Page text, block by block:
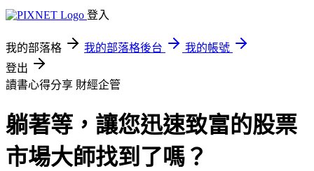
登入
我的部落格 我的部落格後台
我的帳號
登出
讀書心得分享 財經企管
躺著等，讓您迅速致富的股票
市場大師找到了嗎？